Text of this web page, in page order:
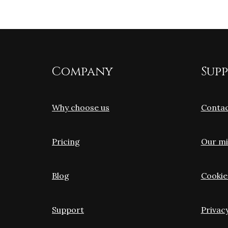
Company
Why choose us
Pricing
Blog
Support
Our